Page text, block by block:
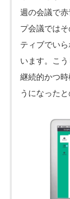
週の会議で
プ会議では
ティブでい
います。こ
継続的かつ
うになったと